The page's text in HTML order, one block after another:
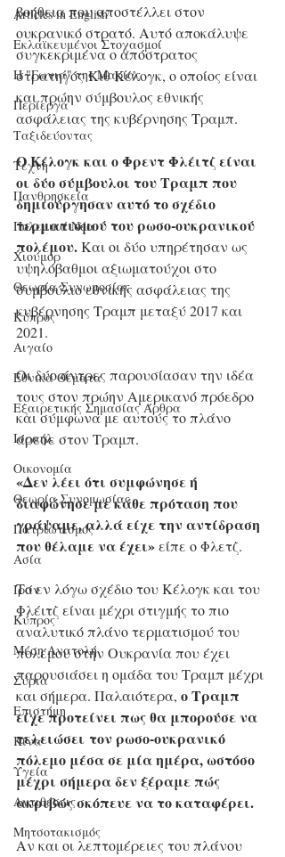
Articles in English
Εκλαϊκευμένοι Στοχασμοί
Η "Γωνιά" της Μαρίας
Περίεργα
Ταξιδεύοντας
Τέχνη
Πανθρησκεία
Πολεμικά Νέα
Χιούμορ
Θεωρία Συνωμοσίας
Κύπρος
Αιγαίο
Εθνικά Θέματα
Εξαιρετικής Σημασίας Άρθρα
Ισραήλ
Οικονομία
Θεωρία Συνομωσίας
Πατριωτισμός
Ασία
Ιράν
Κύπρος
Μέση Ανατολή
Σύρια
Επιστήμη
Kίνα
Υγεία
Aντιθέσεις
Μητσοτακισμός
βοήθεια που αποστέλλει στον
ουκρανικό στρατό. Αυτό αποκάλυψε
συγκεκριμένα ο απόστρατος
στρατηγός Κιθ Κέλογκ, ο οποίος είναι
και πρώην σύμβουλος εθνικής
ασφάλειας της κυβέρνησης Τραμπ.
Ο Κέλογκ και ο Φρεντ Φλέιτζ είναι
οι δύο σύμβουλοι του Τραμπ που
δημιούργησαν αυτό το σχέδιο
τερματισμού του ρωσο-ουκρανικού
πολέμου. Και οι δύο υπηρέτησαν ως
υψηλόβαθμοι αξιωματούχοι στο
συμβούλιο εθνικής ασφάλειας της
κυβέρνησης Τραμπ μεταξύ 2017 και
2021.
Οι δύο άντρες παρουσίασαν την ιδέα
τους στον πρώην Αμερικανό πρόεδρο
και σύμφωνα με αυτούς το πλάνο
άρεσε στον Τραμπ.
«Δεν λέει ότι συμφώνησε ή
διαφώνησε με κάθε πρόταση που
γράψαμε, αλλά είχε την αντίδραση
που θέλαμε να έχει» είπε ο Φλετζ.
Το εν λόγω σχέδιο του Κέλογκ και του
Φλέιτζ είναι μέχρι στιγμής το πιο
αναλυτικό πλάνο τερματισμού του
πολέμου στην Ουκρανία που έχει
παρουσιάσει η ομάδα του Τραμπ μέχρι
και σήμερα. Παλαιότερα, ο Τραμπ
είχε προτείνει πως θα μπορούσε να
τελειώσει τον ρωσο-ουκρανικό
πόλεμο μέσα σε μία ημέρα, ωστόσο
μέχρι σήμερα δεν ξέραμε πώς
ακριβώς σκόπευε να το καταφέρει.
Αν και οι λεπτομέρειες του πλάνου